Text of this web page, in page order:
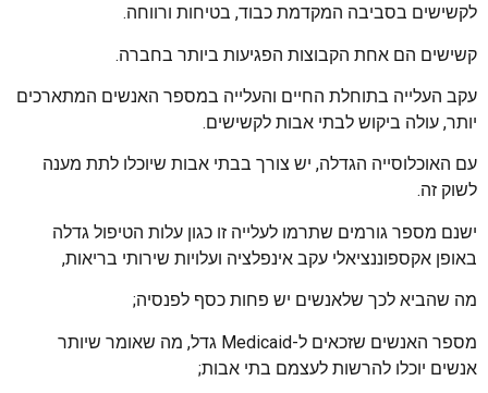
לקשישים בסביבה המקדמת כבוד, בטיחות ורווחה.
קשישים הם אחת הקבוצות הפגיעות ביותר בחברה.
עקב העלייה בתוחלת החיים והעלייה במספר האנשים המתארכים
יותר, עולה ביקוש לבתי אבות לקשישים.
עם האוכלוסייה הגדלה, יש צורך בבתי אבות שיוכלו לתת מענה
לשוק זה.
ישנם מספר גורמים שתרמו לעלייה זו כגון עלות הטיפול גדלה
באופן אקספוננציאלי עקב אינפלציה ועלויות שירותי בריאות,
מה שהביא לכך שלאנשים יש פחות כסף לפנסיה;
מספר האנשים שזכאים ל-Medicaid גדל, מה שאומר שיותר
אנשים יוכלו להרשות לעצמם בתי אבות;